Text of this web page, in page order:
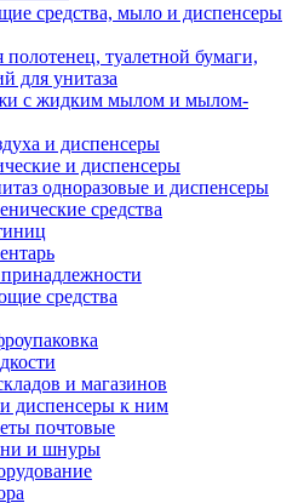
средства, мыло и диспенсеры
туалетной бумаги,
для унитаза
с жидким мылом и мылом-
и диспенсеры
и диспенсеры
одноразовые и диспенсеры
средства
средства
и магазинов
диспенсеры к ним
почтовые
и шнуры